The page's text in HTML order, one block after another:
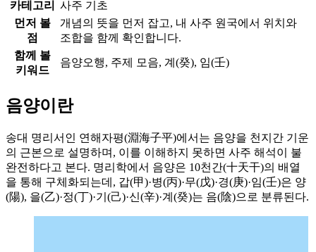
카테고리
사주 기초
먼저 볼
점
개념의 뜻을 먼저 잡고, 내 사주 원국에서 위치와
조합을 함께 확인합니다.
함께 볼
키워드
음양오행, 주제 모음, 계(癸), 임(壬)
음양이란
송대 명리서인 연해자평(淵海子平)에서는 음양을 천지간 기운
의 근본으로 설명하며, 이를 이해하지 못하면 사주 해석이 불
완전하다고 본다. 명리학에서 음양은 10천간(十天干)의 배열
을 통해 구체화되는데, 갑(甲)·병(丙)·무(戊)·경(庚)·임(壬)은 양
(陽), 을(乙)·정(丁)·기(己)·신(辛)·계(癸)는 음(陰)으로 분류된다.